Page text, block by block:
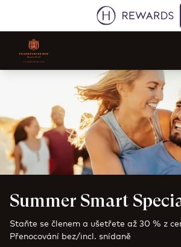
Summer Smart
Staňte se členem a ušetřete až 30 % z
Přenocování bez/incl. snídaně